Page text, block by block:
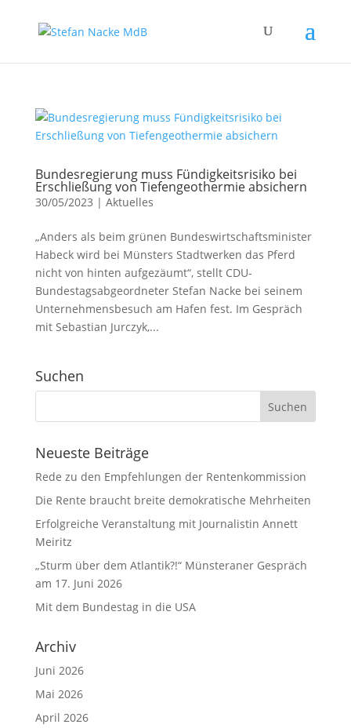
Bundesregierung muss Fündigkeitsrisiko bei
Erschließung von Tiefengeothermie absichern
30/05/2023 | Aktuelles
„Anders als beim grünen Bundeswirtschaftsminister
Habeck wird bei Münsters Stadtwerken das Pferd
nicht von hinten aufgezäumt“, stellt CDU-
Bundestagsabgeordneter Stefan Nacke bei seinem
Unternehmensbesuch am Hafen fest. Im Gespräch
mit Sebastian Jurczyk,...
Suchen
Neueste Beiträge
Rede zu den Empfehlungen der Rentenkommission
Die Rente braucht breite demokratische Mehrheiten
Erfolgreiche Veranstaltung mit Journalistin Annett
Meiritz
„Sturm über dem Atlantik?!“ Münsteraner Gespräch
am 17. Juni 2026
Mit dem Bundestag in die USA
Archiv
Juni 2026
Mai 2026
April 2026